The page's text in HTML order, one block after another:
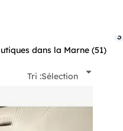
dans la Marne (51)
3
Tri :Sélection